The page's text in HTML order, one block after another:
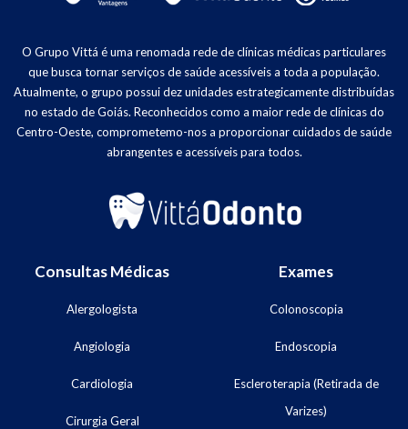
O Grupo Vittá é uma renomada rede de clínicas médicas particulares
que busca tornar serviços de saúde acessíveis a toda a população.
Atualmente, o grupo possui dez unidades estrategicamente distribuídas
no estado de Goiás. Reconhecidos como a maior rede de clínicas do
Centro-Oeste, comprometemo-nos a proporcionar cuidados de saúde
abrangentes e acessíveis para todos.
Consultas Médicas
Alergologista
Angiologia
Cardiologia
Cirurgia Geral
Exames
Colonoscopia
Endoscopia
Escleroterapia (Retirada de
Varizes)